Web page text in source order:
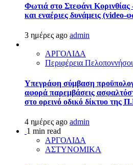
Φωτιά στο Στεφάνι Κορινθίας
και εναέριες δυνάμεις (video-
3 ημέρες ago admin
ΑΡΓΟΛΙΔΑ
Περιφέρεια
Υπεγράφη σύμβαση
αφορά παρεμβάσεις
στο ορεινό οδικό δίκτυο της
4 ημέρες ago admin
1 min read
ΑΡΓΟΛΙΔΑ
ΑΣΤΥΝΟΜΙΚΑ